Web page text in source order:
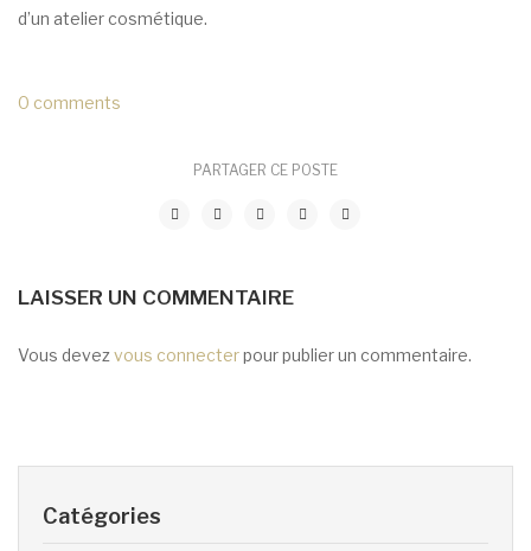
d’un atelier cosmétique.
0 comments
PARTAGER CE POSTE
LAISSER UN COMMENTAIRE
Vous devezvous connecterpour publier un commentaire.
Catégories